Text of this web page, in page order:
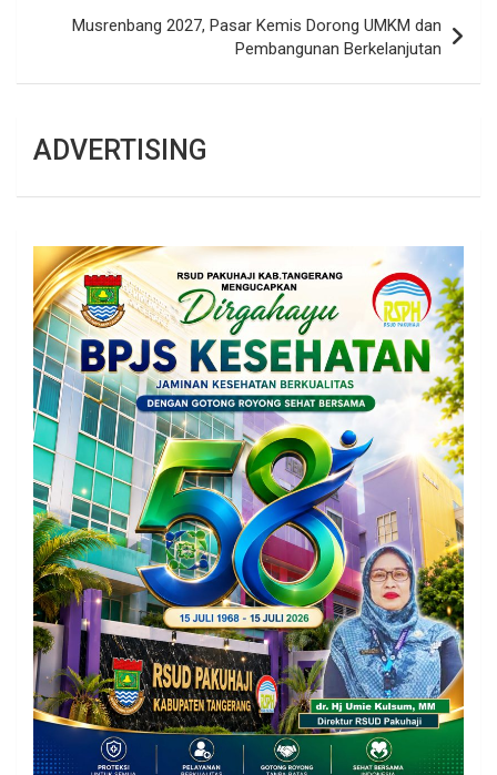
Musrenbang 2027, Pasar Kemis Dorong UMKM dan
Pembangunan Berkelanjutan
ADVERTISING